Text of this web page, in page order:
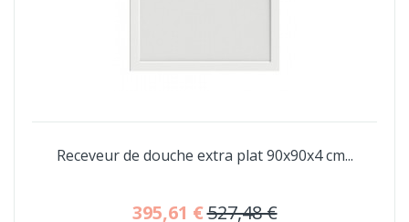
Receveur de douche extra plat 90x90x4 cm...
395,61 €527,48 €